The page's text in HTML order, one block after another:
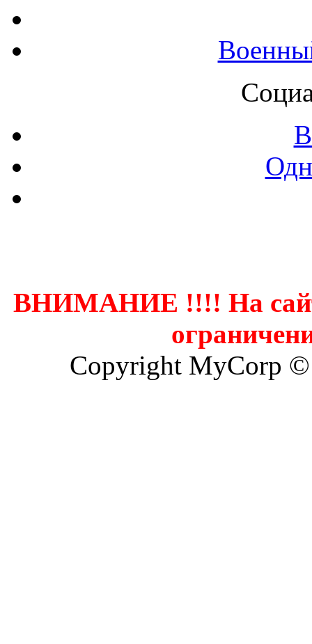
ВНИМАНИЕ !!!! На
Copyright MyCorp